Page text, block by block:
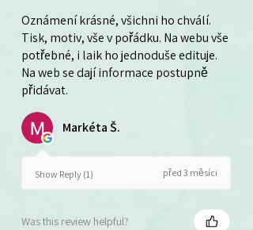
Oznámení krásné, všichni ho chválí.
Tisk, motiv, vše v pořádku. Na webu vše
potřebné, i laik ho jednoduše edituje.
Na web se dají informace postupně
přidávat.
Markéta Š.
Show Reply (1) před 3 měsíci
Was this review helpful?